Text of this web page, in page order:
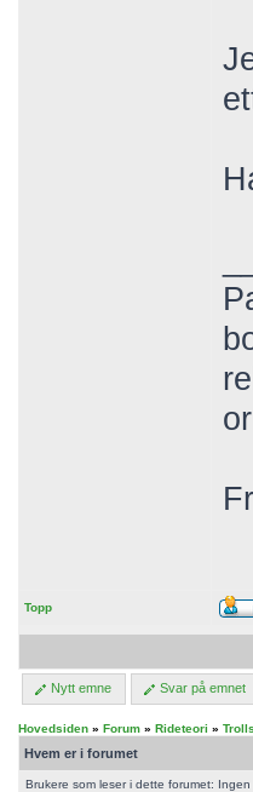
Topp
Nytt emne Svar på emnet
Hovedsiden » Forum » Rideteori »
Hvem er i forumet
Brukere som leser i dette forumet: